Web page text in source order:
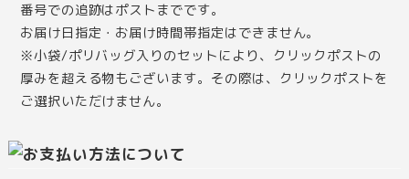
番号での追跡はポストまでです。
お届け日指定・お届け時間帯指定はできません。
※小袋/ポリバッグ入りのセットにより、クリックポストの
厚みを超える物もございます。その際は、クリックポストを
ご選択いただけません。